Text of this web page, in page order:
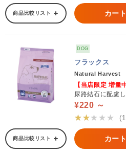
商品比較リスト カー
DOG
フラックス
Natural Harvest
【当店限定 増量
尿路結石に配慮
¥220 ～
★★★★★
商品比較リスト カー